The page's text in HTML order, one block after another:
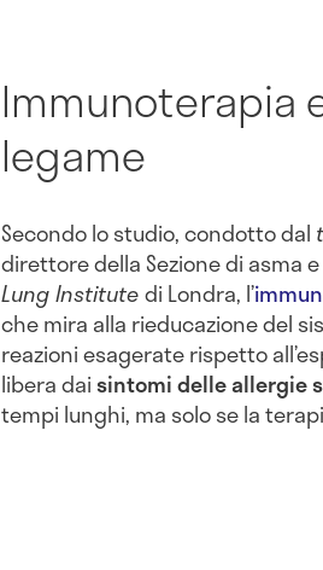
Immunoterapia
legame
Secondo lo studio, condotto dal
direttore della Sezione di asma
Lung Institutedi Londra, l’
che mira alla rieducazione del
reazioni esagerate rispetto
libera daisintomi delle allergie
tempi lunghi, ma solo se la